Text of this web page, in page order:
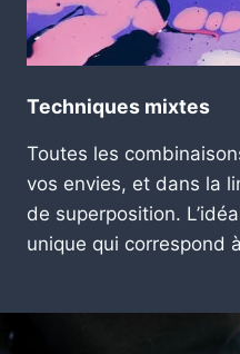
Techniques mixtes
Toutes les
vos envies, et dans la
de superposition.
unique qui correspond